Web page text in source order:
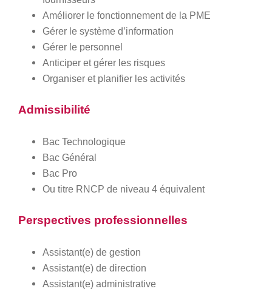
Améliorer le fonctionnement de la PME
Gérer le système d’information
Gérer le personnel
Anticiper et gérer les risques
Organiser et planifier les activités
Admissibilité
Bac Technologique
Bac Général
Bac Pro
Ou titre RNCP de niveau 4 équivalent
Perspectives professionnelles
Assistant(e) de gestion
Assistant(e) de direction
Assistant(e) administrative